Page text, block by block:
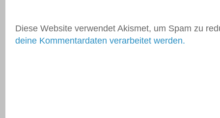
Diese Website verwendet Akismet, um Spam zu
deine Kommentardaten verarbeitet werden.